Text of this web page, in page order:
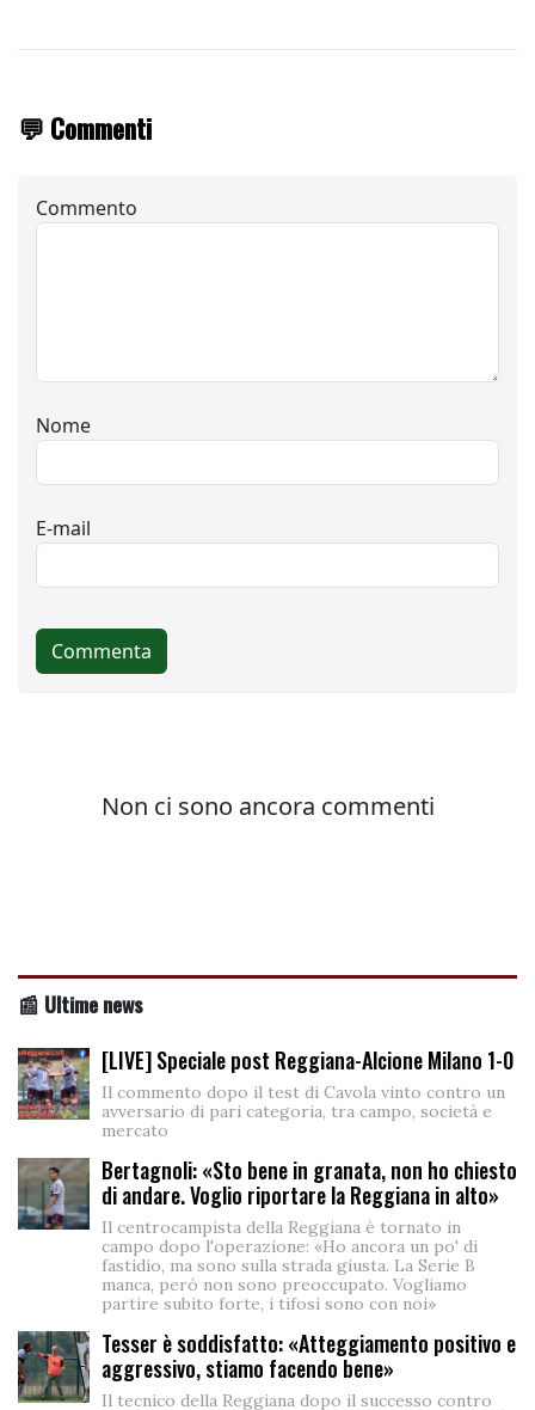
💬 Commenti
📰 Ultime news
[LIVE] Speciale post Reggiana-Alcione Milano 1-0
Il commento dopo il test di Cavola vinto contro un
avversario di pari categoria, tra campo, società e
mercato
Bertagnoli: «Sto bene in granata, non ho chiesto
di andare. Voglio riportare la Reggiana in alto»
Il centrocampista della Reggiana è tornato in
campo dopo l'operazione: «Ho ancora un po' di
fastidio, ma sono sulla strada giusta. La Serie B
manca, però non sono preoccupato. Vogliamo
partire subito forte, i tifosi sono con noi»
Tesser è soddisfatto: «Atteggiamento positivo e
aggressivo, stiamo facendo bene»
Il tecnico della Reggiana dopo il successo contro